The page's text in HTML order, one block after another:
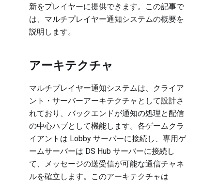
新をプレイヤーに提供できます。この記事で
は、マルチプレイヤー通知システムの概要を
説明します。
アーキテクチャ
マルチプレイヤー通知システムは、クライア
ント・サーバーアーキテクチャとして設計さ
れており、バックエンドが通知の処理と配信
の中心ハブとして機能します。各ゲームクラ
イアントは Lobby サーバーに接続し、専用ゲ
ームサーバーは DS Hub サーバーに接続し
て、メッセージの送受信が可能な通信チャネ
ルを確立します。このアーキテクチャは